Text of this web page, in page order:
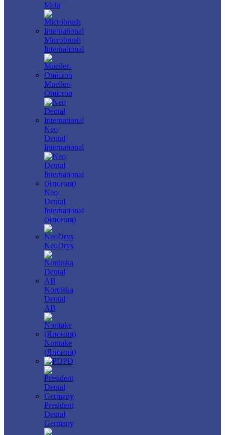
Meta
Microbrush
International
Mueller-
Omicron
Neo
Dental
International
Neo
Dental
International
(Япония)
NeoDrys
Nordiska
Dental
AB
Noritake
(Япония)
PD
President
Dental
Germany